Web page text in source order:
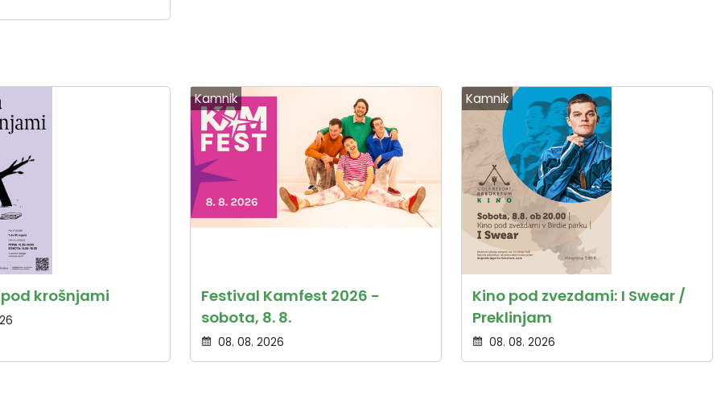
krošnjami
Kamnik
Festival Kamfest 2026 -
sobota, 8. 8.
08. 08. 2026
Kamnik
Kino pod zvezdami: I Swear /
Preklinjam
08. 08. 2026